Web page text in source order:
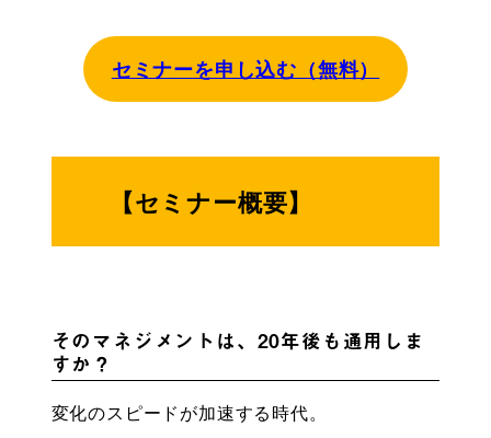
セミナーを申し込む（無料）
【セミナー概要】
そのマネジメントは、20年後も通用しま
すか？
変化のスピードが加速する時代。